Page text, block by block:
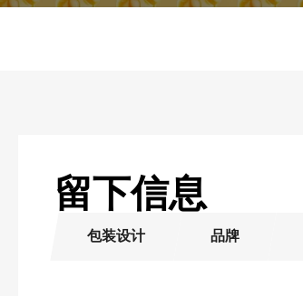
留下信息
包装设计 品牌